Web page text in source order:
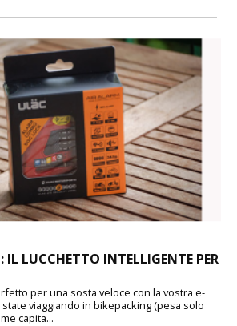
IL LUCCHETTO INTELLIGENTE PER
per una sosta veloce con la vostra e-
viaggiando in bikepacking (pesa solo
capita...